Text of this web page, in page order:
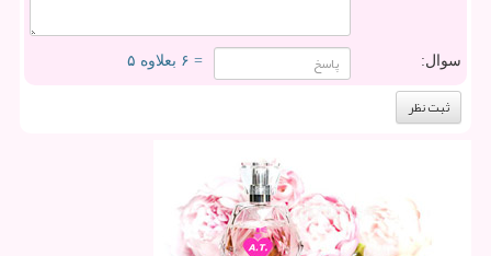
سوال: = ۶ بعلاوه ۵